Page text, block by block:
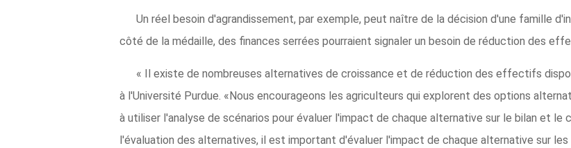
Un réel besoin d'agrandissement, par exemple, peut naître de la décision d'une famille
côté de la médaille, des finances serrées pourraient signaler un besoin de réduction des
« Il existe de nombreuses alternatives de croissance et de réduction des effectifs
à l'Université Purdue. «Nous encourageons les agriculteurs qui explorent des options
à utiliser l'analyse de scénarios pour évaluer l'impact de chaque alternative sur le bilan et
l'évaluation des alternatives, il est important d'évaluer l'impact de chaque alternative sur